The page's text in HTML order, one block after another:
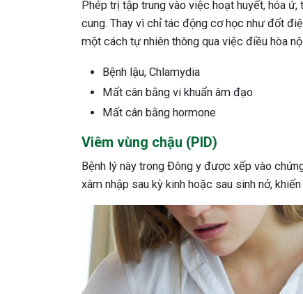
Phép trị tập trung vào việc hoạt huyết, hóa
cung. Thay vì chỉ tác động cơ học như đốt
một cách tự nhiên thông qua việc điều hòa
Bệnh lậu, Chlamydia
Mất cân bằng vi khuẩn âm đạo
Mất cân bằng hormone
Viêm vùng chậu (PID)
Bệnh lý này trong Đông y được xếp vào
xâm nhập sau kỳ kinh hoặc sau sinh nở,